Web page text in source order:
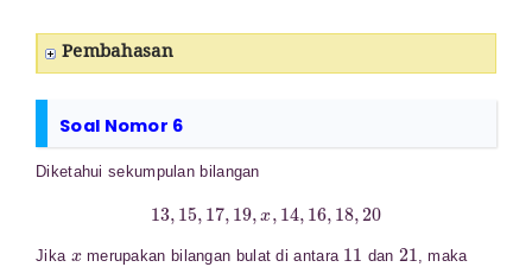
Pembahasan
Soal Nomor 6
Diketahui sekumpulan bilangan
13 ,15 17 19 x 14 16 18, 20
Jika merupakan bilangan bulat di antara
11
dan
21
, maka